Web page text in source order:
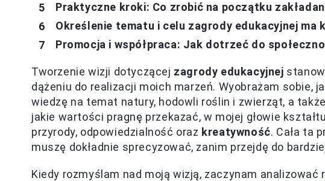
Praktyczne kroki: Co zrobić na początku
Określenie tematu i celu zagrody edukacyjnej ma
Promocja i współpraca: Jak dotrzeć do
Tworzenie wizji dotyczącej zagrody edukacyjnej
dążeniu do realizacji moich marzeń. Wyobrażam sobie,
wiedzę na temat natury, hodowli roślin i zwierząt, a
jakie wartości pragnę przekazać, w mojej głowie
przyrody, odpowiedzialność oraz kreatywność. Cała ta
muszę dokładnie sprecyzować, zanim przejdę do
Kiedy rozmyślam nad moją wizją, zaczynam analizować